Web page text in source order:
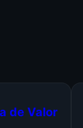
de Valor